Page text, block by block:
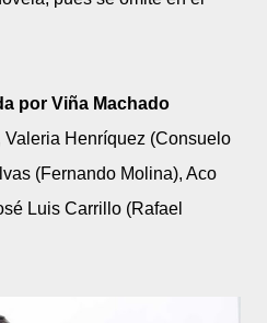
por Viña Machado
Henríquez (Consuelo
(Fernando Molina), Aco
Luis Carrillo (Rafael